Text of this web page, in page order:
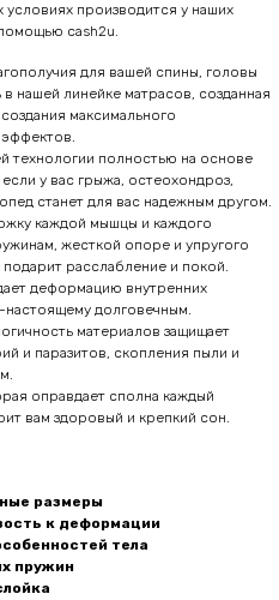
производится у наших
cash2u.
для вашей спины, головы
нашей линейке матрасов, созданная
максимального
эффектов.
технологии полностью на основе
у вас грыжа, остеохондроз,
станет для вас надежным другом.
каждой мышцы и каждого
жесткой опоре и упругого
подарит расслабление и покой.
деформацию внутренних
настоящему долговечным.
материалов защищает
и паразитов, скопления пыли и
оправдает сполна каждый
вам здоровый и крепкий сон.
размеры
к деформации
тела
пружин